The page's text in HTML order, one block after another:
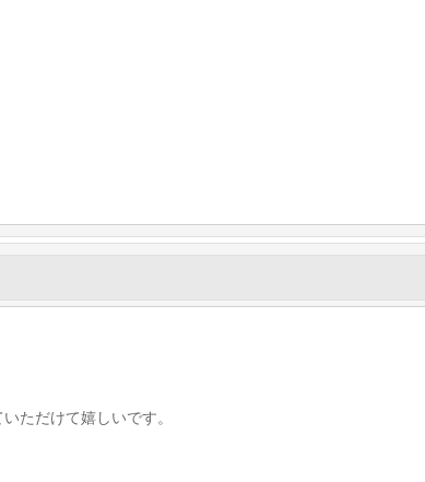
ただけて嬉しいです。